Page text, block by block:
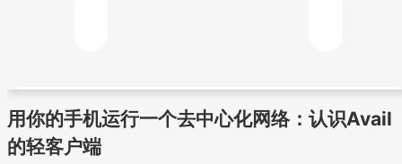
用你的手机运行一个去中心化网络：认识Avail
的轻客户端